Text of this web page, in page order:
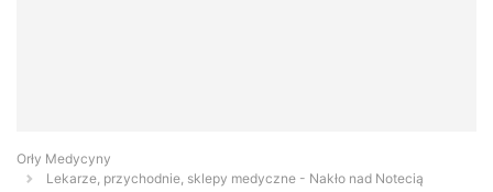
Orły Medycyny
Lekarze, przychodnie, sklepy medyczne - Nakło nad Notecią